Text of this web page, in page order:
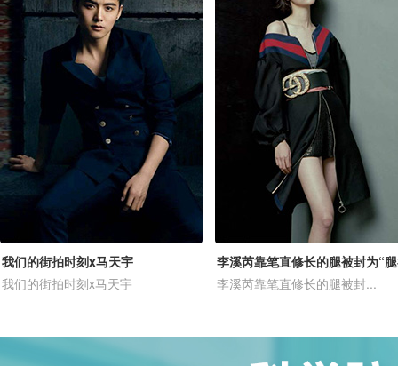
我们的街拍时刻x马天宇
我们的街拍时刻x马天宇
李溪芮靠笔直修长的腿被封为“
李溪芮靠笔直修长的腿被封...